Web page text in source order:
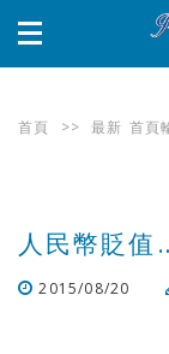
首頁 >> 最新 首頁
人民幣貶
2015/08/20